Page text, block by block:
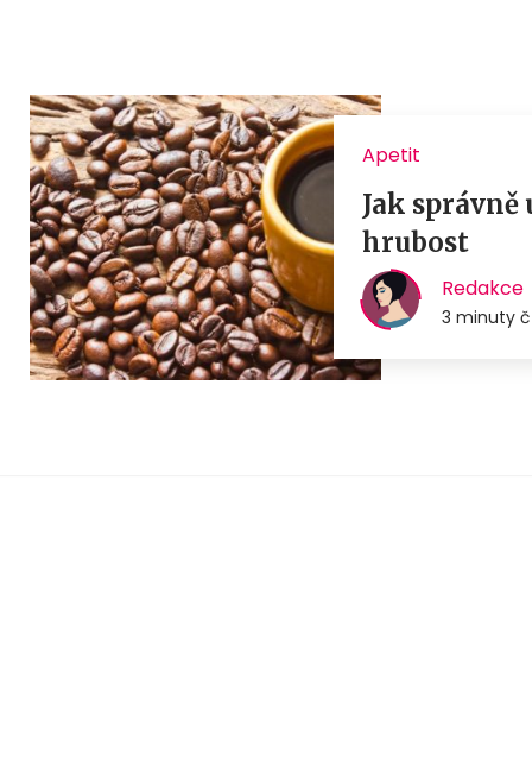
Apetit
Jak
hrubost
Redakce
3 minuty